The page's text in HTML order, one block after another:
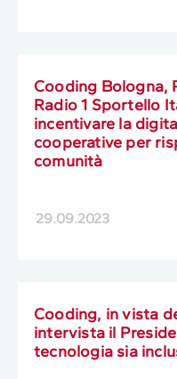
Cooding Bologna,
Radio 1 Sportello
incentivare la
cooperative per
comunità
29.09.2023
Cooding, in vista
intervista il
tecnologia sia